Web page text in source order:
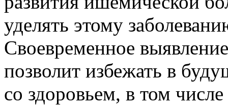
уделять этому
Своевременное
позволит избежать в
со здоровьем, в том